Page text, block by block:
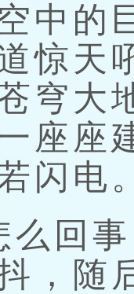
的巨
惊天
穹
座座
闪电
回事
，随